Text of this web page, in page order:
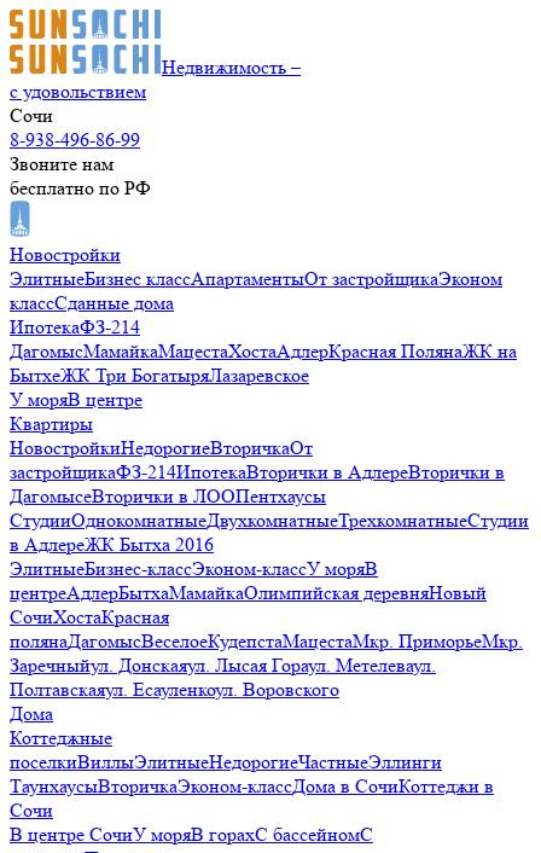
Недвижимость –
с удовольствием
Сочи
8-938-496-86-99
Звоните нам
бесплатно по РФ
Новостройки
ЭлитныеБизнес классАпартаментыОт застройщикаЭконом
классСданные дома
ИпотекаФЗ-214
ДагомысМамайкаМацестаХостаАдлерКрасная ПолянаЖК на
БытхеЖК Три БогатыряЛазаревское
У моряВ центре
Квартиры
НовостройкиНедорогиеВторичкаОт
застройщикаФЗ-214ИпотекаВторички в АдлереВторички в
ДагомысеВторички в ЛООПентхаусы
СтудииОднокомнатныеДвухкомнатныеТрехкомнатныеСтудии
в АдлереЖК Бытха 2016
ЭлитныеБизнес-классЭконом-классУ моряВ
центреАдлерБытхаМамайкаОлимпийская деревняНовый
СочиХостаКрасная
полянаДагомысВеселоеКудепстаМацестаМкр. ПриморьеМкр.
Заречныйул. Донскаяул. Лысая Гораул. Метелеваул.
Полтавскаяул. Есауленкоул. Воровского
Дома
Коттеджные
поселкиВиллыЭлитныеНедорогиеЧастныеЭллинги
ТаунхаусыВторичкаЭконом-классДома в СочиКоттеджи в
Сочи
В центре СочиУ моряВ горахС бассейномС